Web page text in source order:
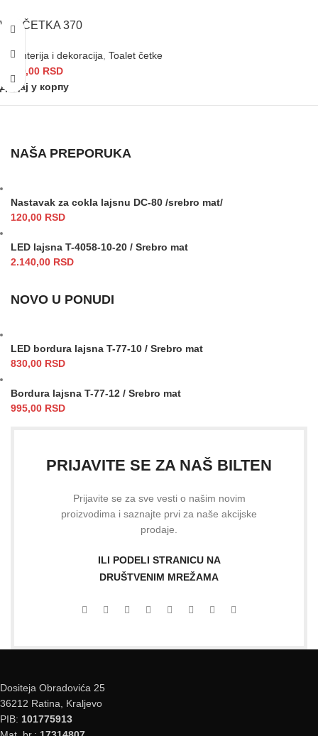
WC ČETKA 370
Galanterija i dekoracija Toalet četke
1.250,00 RSD
Додај у корпу
NAŠA PREPORUKA
Nastavak za cokla lajsnu DC-80 /srebro mat/
120,00 RSD
LED lajsna T-4058-10-20 / Srebro mat
2.140,00 RSD
NOVO U PONUDI
LED bordura lajsna T-77-10 / Srebro mat
830,00 RSD
Bordura lajsna T-77-12 / Srebro mat
995,00 RSD
PRIJAVITE SE ZA NAŠ BILTEN
Prijavite se za sve vesti o našim novim
proizvodima i saznajte prvi za naše akcijske
prodaje.
ILI PODELI STRANICU NA
DRUŠTVENIM MREŽAMA
Dositeja Obradovića 25
36212 Ratina, Kraljevo
PIB: 101775913